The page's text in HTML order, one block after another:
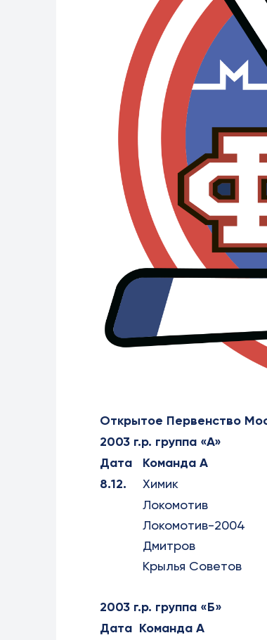
Открытое Первенство
2003 г.р. группа «А»
Дата
Команда А
8.12.
Химик
Локомотив
Локомотив-2004
Дмитров
Крылья Советов
2003 г.р. группа «Б»
Дата Команда А